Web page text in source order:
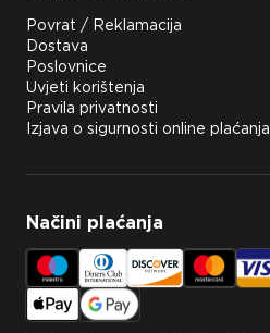
Povrat / Reklamacija
Dostava
Poslovnice
Uvjeti korištenja
Pravila privatnosti
Izjava o sigurnosti online plaćanja
Načini plaćanja